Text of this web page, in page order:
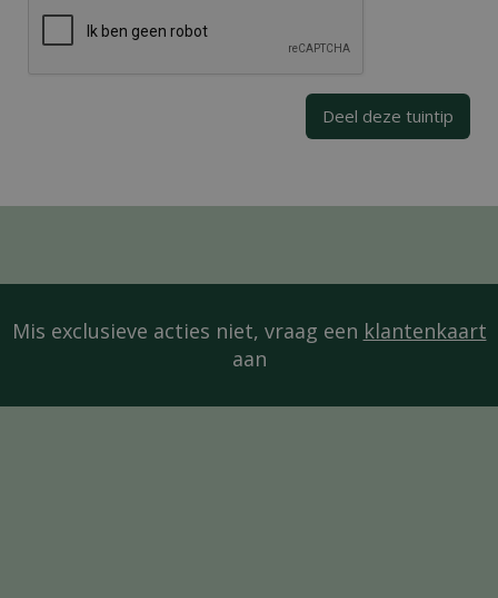
Mis exclusieve acties niet, vraag een klantenkaart
aan